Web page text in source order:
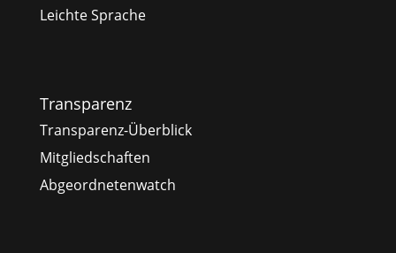
Leichte Sprache
Transparenz
Transparenz-Überblick
Mitgliedschaften
Abgeordnetenwatch